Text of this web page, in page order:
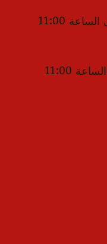
من الساعة 11:00 صباحًا إلى الساعة 11:00
من الساعة 1:00 مساءً إلى الساعة 11:00